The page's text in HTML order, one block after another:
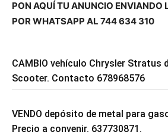
PON AQUÍ TU ANUNCIO ENVIANDO
POR WHATSAPP AL 744 634 310
CAMBIO vehículo Chrysler Stratus
Scooter. Contacto 678968576
VENDO depósito de metal para
Precio a convenir. 637730871.